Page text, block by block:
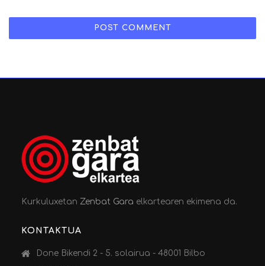
KurkuluxetanZenbat Gara elkartearen ekimena da.
KONTAKTUA
Done Bikendi 2 - 5. solairua - 48001 Bilbo